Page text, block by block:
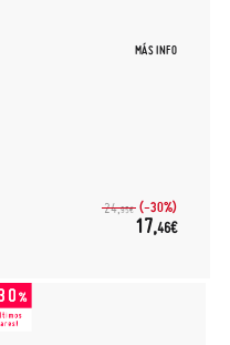
MÁS INFO
24,95€ (-30%)
17,46€